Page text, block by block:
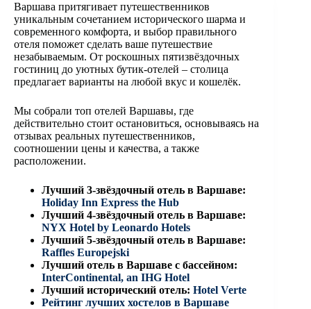
Варшава притягивает путешественников
уникальным сочетанием исторического шарма и
современного комфорта, и выбор правильного
отеля поможет сделать ваше путешествие
незабываемым. От роскошных пятизвёздочных
гостиниц до уютных бутик-отелей – столица
предлагает варианты на любой вкус и кошелёк.
Мы собрали топ отелей Варшавы, где
действительно стоит остановиться, основываясь на
отзывах реальных путешественников,
соотношении цены и качества, а также
расположении.
Лучший 3-звёздочный отель в Варшаве:
Holiday Inn Express the Hub
Лучший 4-звёздочный отель в Варшаве:
NYX Hotel by Leonardo Hotels
Лучший 5-звёздочный отель в Варшаве:
Raffles Europejski
Лучший отель в Варшаве с бассейном:
InterContinental, an IHG Hotel
Лучший исторический отель: Hotel Verte
Рейтинг лучших хостелов в Варшаве